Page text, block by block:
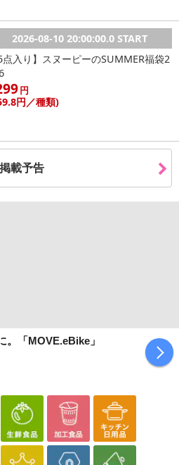
示されない場合もございます。予
2026-08-10 20:00:00.0 START
5点入り】スヌーピーのSUMMER福袋2
円
.8円／種類)
掲載予告
。「MOVE.eBike」